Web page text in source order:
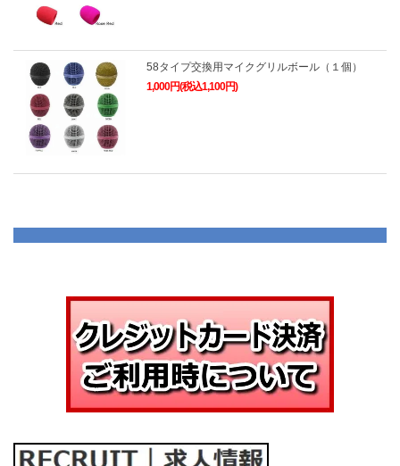
58タイプ交換用マイクグリルボール（１個）
1,000円(税込1,100円)